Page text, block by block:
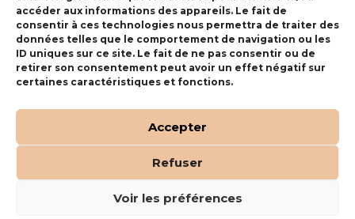
accéder aux informations des appareils. Le fait de
consentir à ces technologies nous permettra de traiter des
données telles que le comportement de navigation ou les
ID uniques sur ce site. Le fait de ne pas consentir ou de
retirer son consentement peut avoir un effet négatif sur
certaines caractéristiques et fonctions.
Accepter
Refuser
Voir les préférences
bbsmarine@bbs-
marine.fr
Fixe:04 27 50 24 50
Mobile:06 69 44 48 83
Orocom .